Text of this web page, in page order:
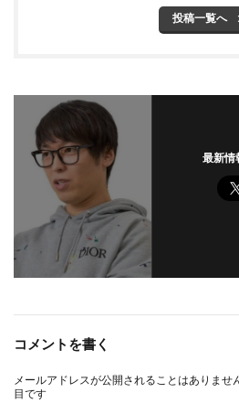
投稿一覧へ
最新情
コメントを書く
メールアドレスが公開されることはありませ
目です